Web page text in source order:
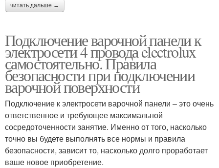
читать дальше →
Подключение варочной панели к
электросети 4 провода electrolux
самостоятельно. Правила
безопасности при подключении
варочной поверхности
Подключение к электросети варочной панели – это очень
ответственное и требующее максимальной
сосредоточенности занятие. Именно от того, насколько
точно вы будете выполнять все нормы и правила
безопасности, зависит то, насколько долго проработает
ваше новое приобретение.